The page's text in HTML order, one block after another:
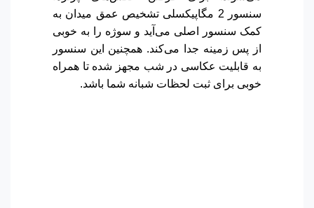
سنسور 2 مگاپیکسلی تشخیص عمق میدان به
کمک سنسور اصلی می‌آید و سوژه را به خوبی
از پس زمینه جدا می‌کند. همچنین این سنسور
به قابلیت عکاسی در شب مجهز شده تا همراه
خوبی برای ثبت لحظات شبانه شما باشد.